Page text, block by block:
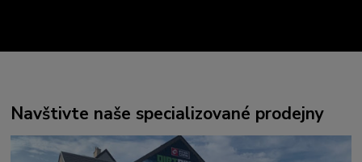
Navštivte naše specializované prodejny